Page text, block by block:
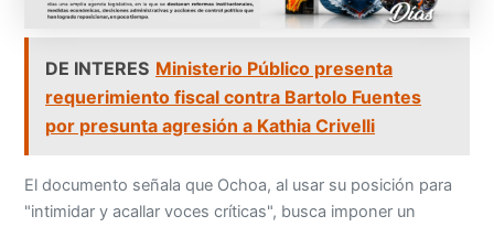
DE INTERES Ministerio Público presenta
requerimiento fiscal contra Bartolo Fuentes
por presunta agresión a Kathia Crivelli
El documento señala que Ochoa, al usar su posición para
"intimidar y acallar voces críticas", busca imponer un